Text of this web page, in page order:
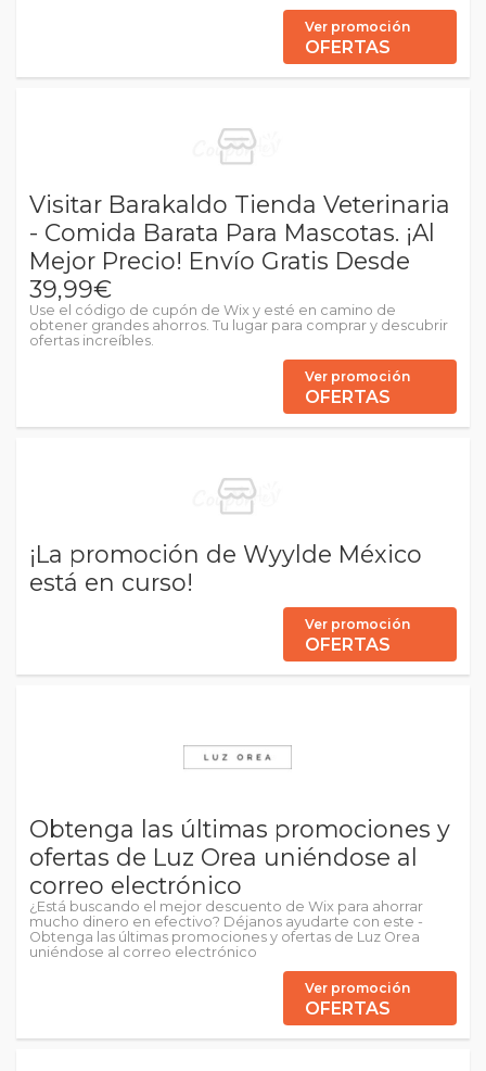
Ver promoción
OFERTAS
Visitar Barakaldo Tienda Veterinaria
- Comida Barata Para Mascotas. ¡Al
Mejor Precio! Envío Gratis Desde
39,99€
Use el código de cupón de Wix y esté en camino de
obtener grandes ahorros. Tu lugar para comprar y descubrir
ofertas increíbles.
Ver promoción
OFERTAS
¡La promoción de Wyylde México
está en curso!
Ver promoción
OFERTAS
Obtenga las últimas promociones y
ofertas de Luz Orea uniéndose al
correo electrónico
¿Está buscando el mejor descuento de Wix para ahorrar
mucho dinero en efectivo? Déjanos ayudarte con este -
Obtenga las últimas promociones y ofertas de Luz Orea
uniéndose al correo electrónico
Ver promoción
OFERTAS